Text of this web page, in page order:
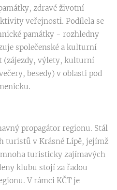
zdravé životní
veřejnosti. Podílela se
památky - rozhledny
společenské a kulturní
(zájezdy, výlety, kulturní
besedy) v oblasti pod
propagátor regionu. Stál
turistů v Krásné Lípě, jejímž
turisticky zajímavých
klubu stojí za řadou
V rámci KČT je